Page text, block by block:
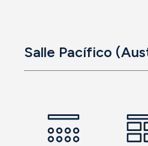
Salle Pacífico